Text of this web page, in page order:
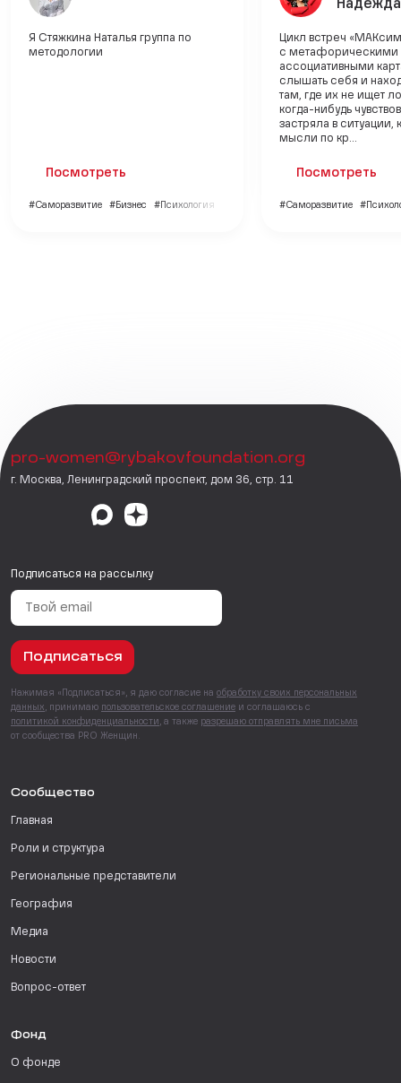
Я Стяжкина Наталья группа по
методологии
Посмотреть
#Саморазвитие #Бизнес #Психология
Надежда
Цикл встреч
с метафорическими
ассоциативными
слышать себя и
там, где их не ищет
когда-нибудь
застряла в ситуации,
мысли по кр...
Посмотреть
#Саморазвитие
pro-women@rybakovfoundation.org
г. Москва, Ленинградский проспект, дом 36, стр. 11
Подписаться на рассылку
Подписаться
Нажимая «Подписаться», я даю согласие на обработку своих персональных
данных , принимаю пользовательское соглашение и соглашаюсь с
политикой конфиденциальности , а также разрешаю отправлять мне письма
от сообщества PRO Женщин.
Сообщество
Главная
Роли и структура
Региональные представители
География
Медиа
Новости
Вопрос-ответ
Фонд
О фонде